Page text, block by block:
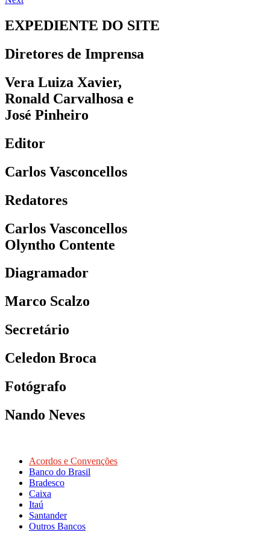
EXPEDIENTE DO SITE
Diretores de Imprensa
Vera Luiza Xavier,
Ronald Carvalhosa e
José Pinheiro
Editor
Carlos Vasconcellos
Redatores
Carlos Vasconcellos
Olyntho Contente
Diagramador
Marco Scalzo
Secretário
Celedon Broca
Fotógrafo
Nando Neves
Acordos e Convenções
Banco do Brasil
Bradesco
Caixa
Itaú
Santander
Outros Bancos